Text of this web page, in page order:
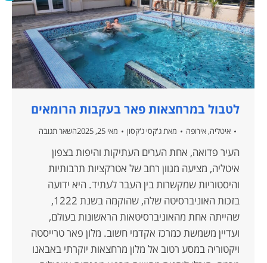
לטבול במרחצאות פאר בעקבות הרומאים
איטליה, אירופה מאתג'קסי ג'קסון מאי 25, 2025 השאר תגובה
העיר פדואה, אחת הערים העתיקות והיפות בצפון
איטליה, מציעה מגוון רחב של אטרקציות תרבותיות
והיסטוריות שמקשרות בין העבר לעתיד. היא ידועה
בזכות האוניברסיטה שלה, שהוקמה בשנת 1222,
שהייתה אחת מהאוניברסיטאות הראשונות בעולם,
ועדיין משמשת כמרכז אקדמי חשוב. מלון פאר טרייסטה
ויקטוריה במסע רטוב אל מלון מרחצאות יוקרתי באבאנו